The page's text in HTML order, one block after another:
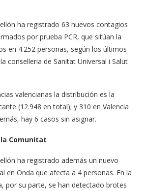
ha registrado 63 nuevos contagios
por prueba PCR, que sitúan la
en 4.252 personas, según los últimos
conselleria de Sanitat Universal i Salut
valencianas la distribución es la
(12.948 en total); y 310 en Valencia
hay 6 casos sin asignar.
Comunitat
ha registrado además un nuevo
en Onda que afecta a 4 personas. En la
por su parte, se han detectado brotes